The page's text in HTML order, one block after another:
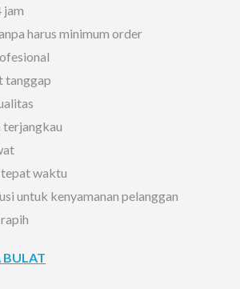
jam
harus minimum order
tanggap
terjangkau
tepat waktu
untuk kenyamanan pelanggan
BULAT